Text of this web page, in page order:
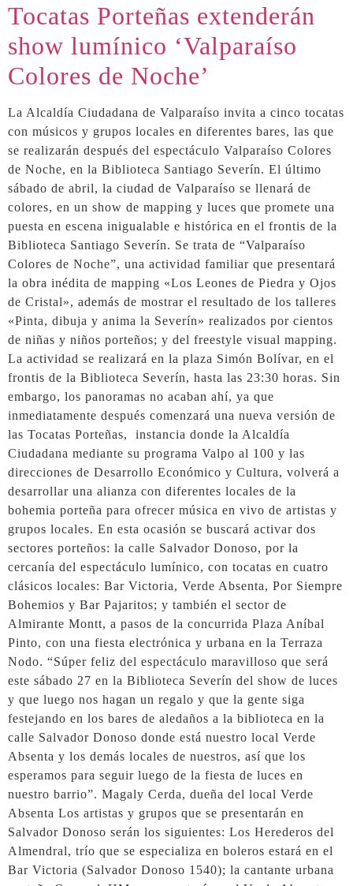
Tocatas Porteñas extenderán
show lumínico ‘Valparaíso
Colores de Noche’
La Alcaldía Ciudadana de Valparaíso invita a cinco tocatas
con músicos y grupos locales en diferentes bares, las que
se realizarán después del espectáculo Valparaíso Colores
de Noche, en la Biblioteca Santiago Severín. El último
sábado de abril, la ciudad de Valparaíso se llenará de
colores, en un show de mapping y luces que promete una
puesta en escena inigualable e histórica en el frontis de la
Biblioteca Santiago Severín. Se trata de “Valparaíso
Colores de Noche”, una actividad familiar que presentará
la obra inédita de mapping «Los Leones de Piedra y Ojos
de Cristal», además de mostrar el resultado de los talleres
«Pinta, dibuja y anima la Severín» realizados por cientos
de niñas y niños porteños; y del freestyle visual mapping.
La actividad se realizará en la plaza Simón Bolívar, en el
frontis de la Biblioteca Severín, hasta las 23:30 horas. Sin
embargo, los panoramas no acaban ahí, ya que
inmediatamente después comenzará una nueva versión de
las Tocatas Porteñas, instancia donde la Alcaldía
Ciudadana mediante su programa Valpo al 100 y las
direcciones de Desarrollo Económico y Cultura, volverá a
desarrollar una alianza con diferentes locales de la
bohemia porteña para ofrecer música en vivo de artistas y
grupos locales. En esta ocasión se buscará activar dos
sectores porteños: la calle Salvador Donoso, por la
cercanía del espectáculo lumínico, con tocatas en cuatro
clásicos locales: Bar Victoria, Verde Absenta, Por Siempre
Bohemios y Bar Pajaritos; y también el sector de
Almirante Montt, a pasos de la concurrida Plaza Aníbal
Pinto, con una fiesta electrónica y urbana en la Terraza
Nodo. “Súper feliz del espectáculo maravilloso que será
este sábado 27 en la Biblioteca Severín del show de luces
y que luego nos hagan un regalo y que la gente siga
festejando en los bares de aledaños a la biblioteca en la
calle Salvador Donoso donde está nuestro local Verde
Absenta y los demás locales de nuestros, así que los
esperamos para seguir luego de la fiesta de luces en
nuestro barrio”. Magaly Cerda, dueña del local Verde
Absenta Los artistas y grupos que se presentarán en
Salvador Donoso serán los siguientes: Los Herederos del
Almendral, trío que se especializa en boleros estará en el
Bar Victoria (Salvador Donoso 1540); la cantante urbana